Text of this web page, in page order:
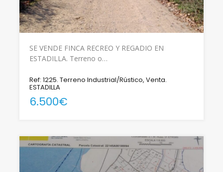
SE VENDE FINCA RECREO Y REGADIO EN
ESTADILLA. Terreno o…
Ref: 1225. Terreno Industrial/Rústico, Venta.
ESTADILLA
6.500€